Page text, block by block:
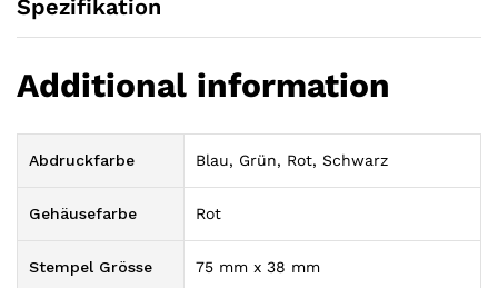
Spezifikation
Additional information
Abdruckfarbe Blau, Grün, Rot, Schwarz
Gehäusefarbe Rot
Stempel Grösse 75 mm x 38 mm